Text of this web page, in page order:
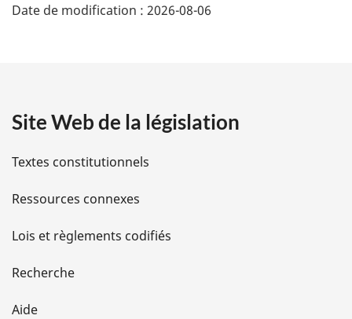
é
i
l
s
d
e
l
Date de modification : 2026-08-06
Site Web de la législation
Textes constitutionnels
Ressources connexes
Lois et règlements codifiés
Recherche
Aide